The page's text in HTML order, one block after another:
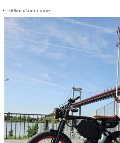
60km d’autonomie